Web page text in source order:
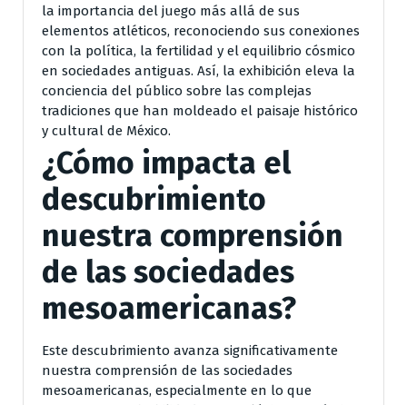
la importancia del juego más allá de sus
elementos atléticos, reconociendo sus conexiones
con la política, la fertilidad y el equilibrio cósmico
en sociedades antiguas. Así, la exhibición eleva la
conciencia del público sobre las complejas
tradiciones que han moldeado el paisaje histórico
y cultural de México.
¿Cómo impacta el
descubrimiento
nuestra comprensión
de las sociedades
mesoamericanas?
Este descubrimiento avanza significativamente
nuestra comprensión de las sociedades
mesoamericanas, especialmente en lo que